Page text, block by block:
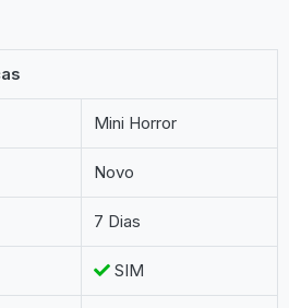
Mini Horror
Novo
7 Dias
SIM